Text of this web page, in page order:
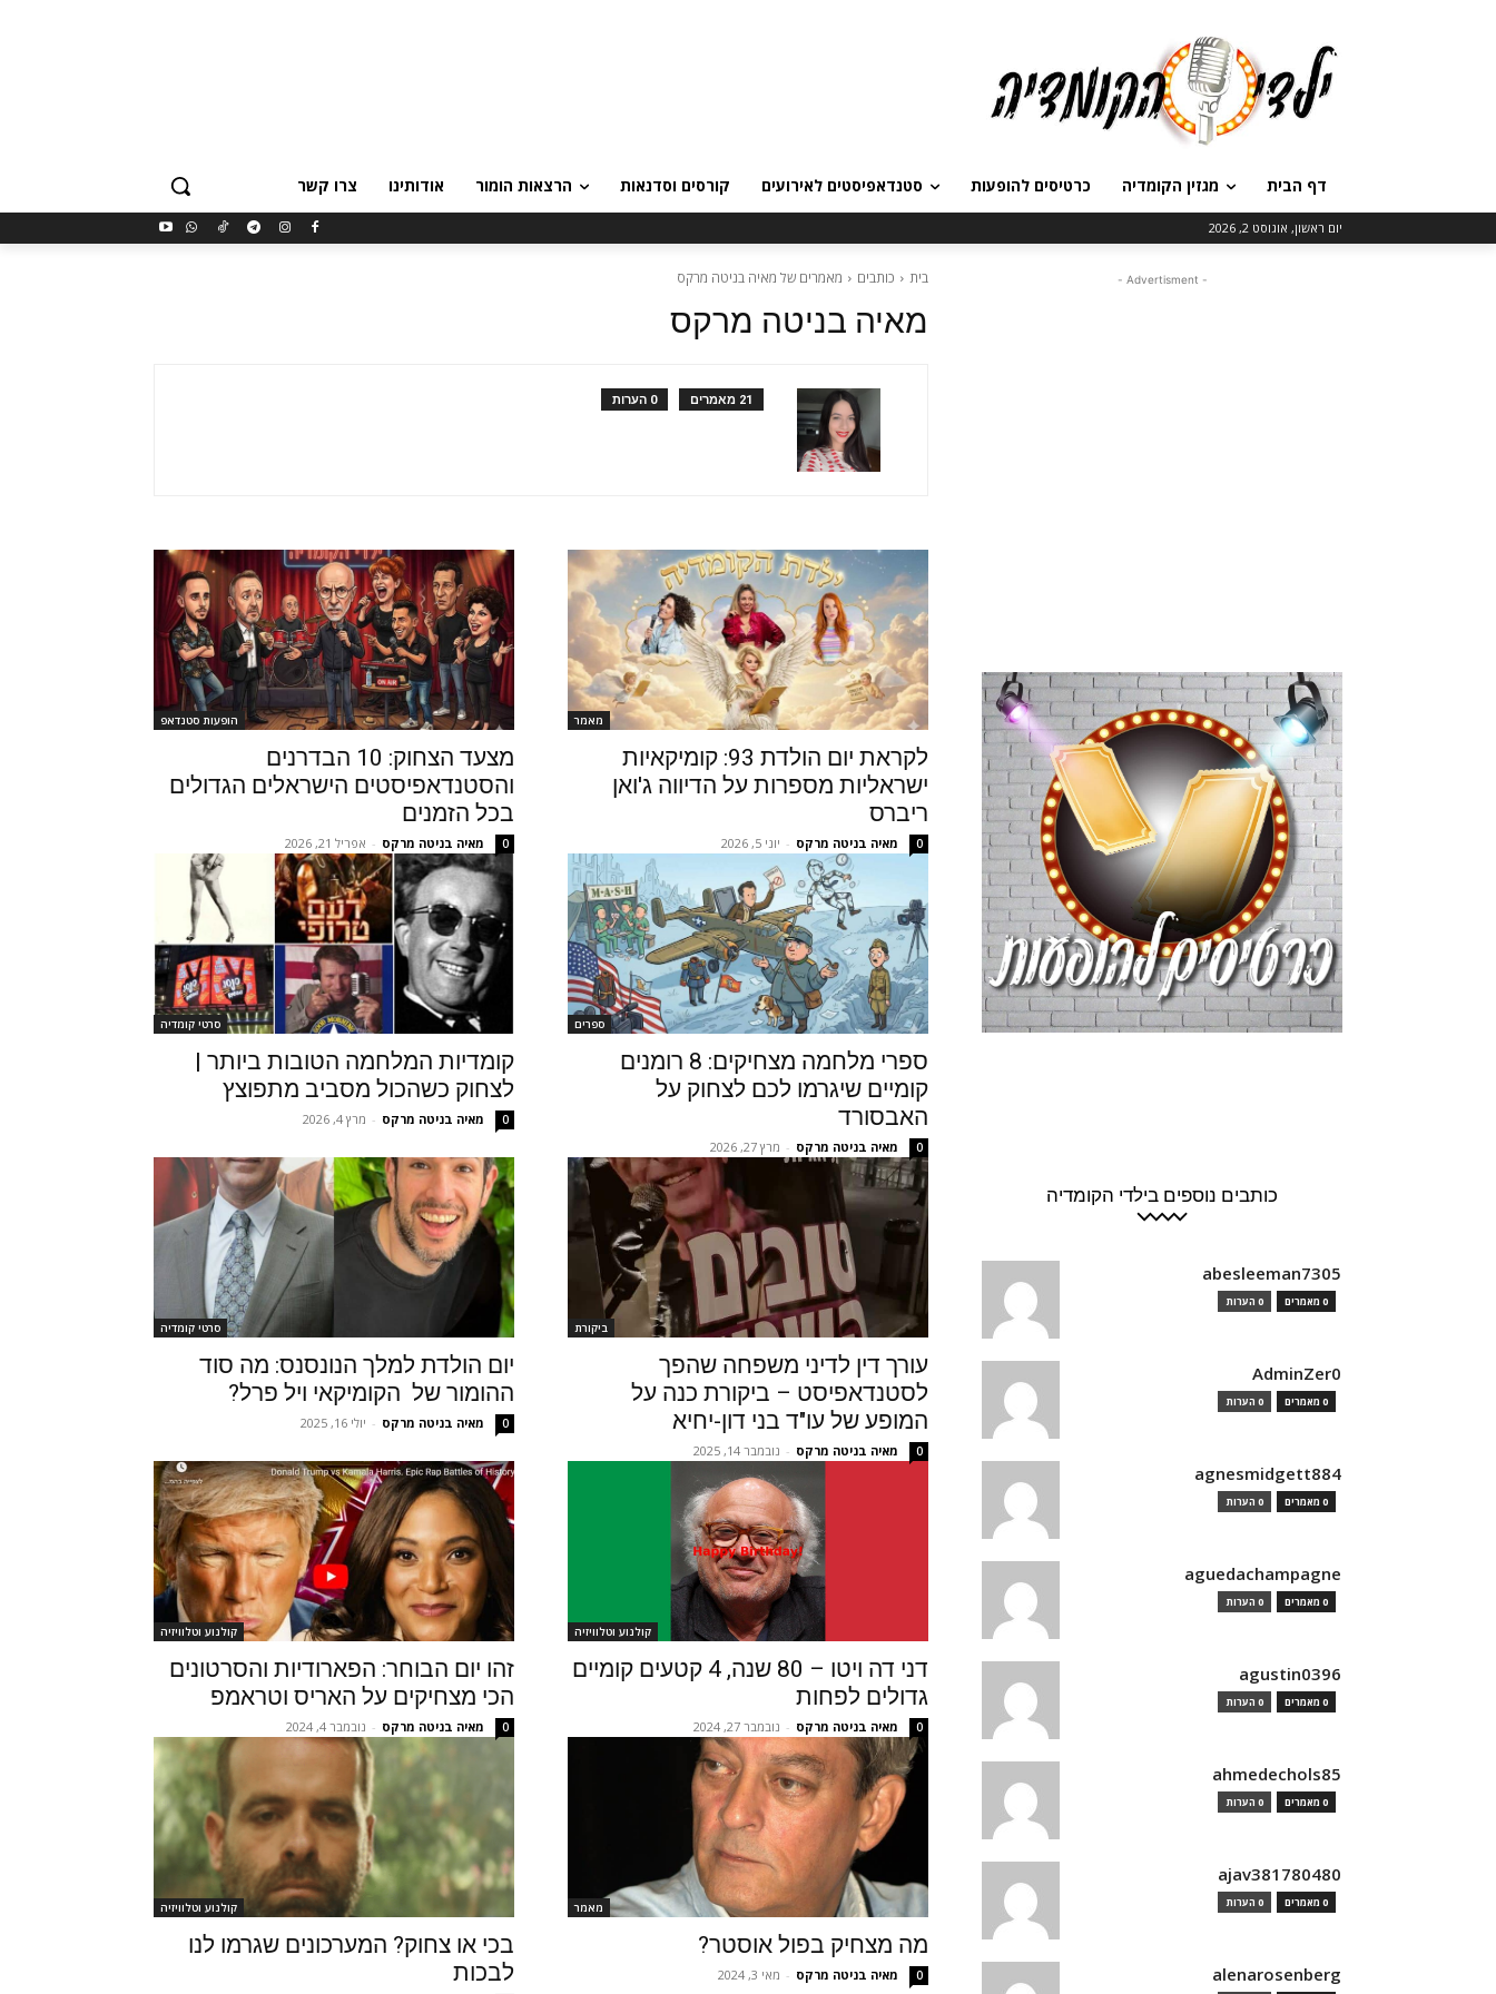
דף הבית מגזין הקומדיה כרטיסים להופעות סטנדאפיסטים לאירועים קורסים וסדנאות הרצאות הומור אודותינו צרו קשר
יום ראשון, אוגוסט 2, 2026
בית כותבים מאמרים של מאיה בניטה מרקס
מאיה בניטה מרקס
21 מאמרים 0 הערות
מאמר
לקראת יום הולדת 93: קומיקאיות
ישראליות מספרות על הדיווה ג'ואן
ריברס
מאיה בניטה מרקס - יוני 5, 2026 0
הופעות סטנדאפ
מצעד הצחוק: 10 הבדרנים
והסטנדאפיסטים הישראלים הגדולים
בכל הזמנים
מאיה בניטה מרקס - אפריל 21, 2026 0
ספרים
ספרי מלחמה מצחיקים: 8 רומנים
קומיים שיגרמו לכם לצחוק על
האבסורד
מאיה בניטה מרקס - מרץ 27, 2026 0
סרטי קומדיה
קומדיות המלחמה הטובות ביותר |
לצחוק כשהכול מסביב מתפוצץ
מאיה בניטה מרקס - מרץ 4, 2026 0
ביקורת
עורך דין לדיני משפחה שהפך
לסטנדאפיסט – ביקורת כנה על
המופע של עו"ד בני דון-יחיא
מאיה בניטה מרקס - נובמבר 14, 2025 0
סרטי קומדיה
יום הולדת למלך הנונסנס: מה סוד
ההומור של הקומיקאי ויל פרל?
מאיה בניטה מרקס - יולי 16, 2025 0
קולנוע וטלוויזיה
דני דה ויטו – 80 שנה, 4 קטעים קומיים
גדולים לפחות
מאיה בניטה מרקס - נובמבר 27, 2024 0
קולנוע וטלוויזיה
זהו יום הבוחר: הפארודיות והסרטונים
הכי מצחיקים על האריס וטראמפ
מאיה בניטה מרקס - נובמבר 4, 2024 0
מאמר
מה מצחיק בפול אוסטר?
מאיה בניטה מרקס - מאי 3, 2024 0
קולנוע וטלוויזיה
בכי או צחוק? המערכונים שגרמו לנו
לבכות
- Advertisment -
כותבים נוספים בילדי הקומדיה
abesleeman7305
0 מאמרים 0 הערות
AdminZer0
0 מאמרים 0 הערות
agnesmidgett884
0 מאמרים 0 הערות
aguedachampagne
0 מאמרים 0 הערות
agustin0396
0 מאמרים 0 הערות
ahmedechols85
0 מאמרים 0 הערות
ajav381780480
0 מאמרים 0 הערות
alenarosenberg